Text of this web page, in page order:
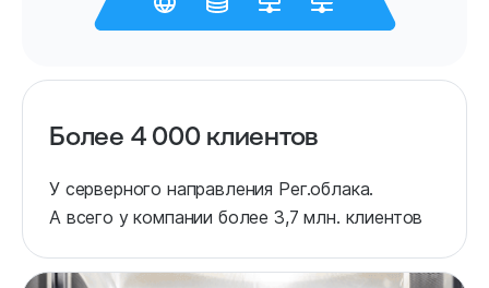
Более 4 000 клиентов
У серверного направления Рег.облака.
А всего у компании более 3,7 млн. клиентов